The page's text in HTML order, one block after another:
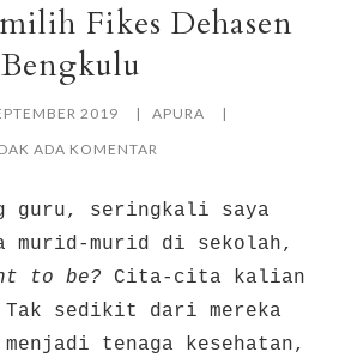
Fikes Dehasen
Bengkulu
2019
APURA
ADA KOMENTAR
guru, seringkali saya
murid-murid di sekolah,
to be? Cita-cita kalian
sedikit dari mereka
tenaga kesehatan,